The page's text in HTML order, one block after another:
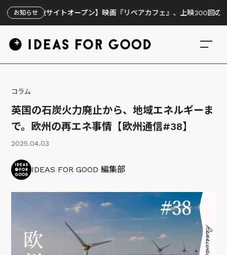
お知らせ
サイトオープン】映画『リペアカフェ』、上映300回の先で見えて
コラム
英国の石炭火力廃止から、地域エネルギーま
で。欧州の再エネ事情【欧州通信#38】
2025.04.03
IDEAS FOR GOOD 編集部